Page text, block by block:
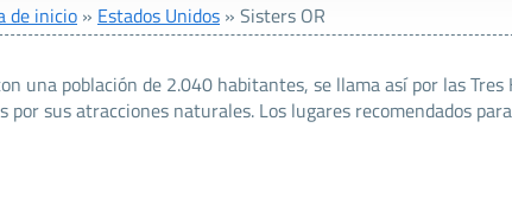
de inicio » Estados Unidos » Sisters OR
una población de 2.040 habitantes, se llama así por las
por sus atracciones naturales. Los lugares recomendados